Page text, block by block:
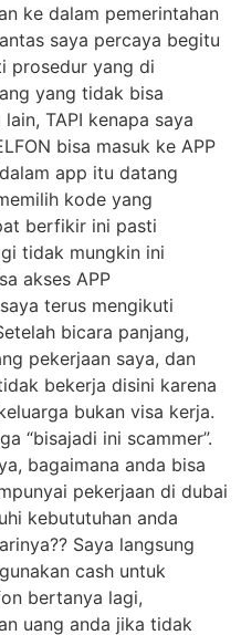
ke dalam pemerintahan
saya percaya begitu
prosedur yang di
yang tidak bisa
TAPI kenapa saya
bisa masuk ke APP
app itu datang
kode yang
berfikir ini pasti
tidak mungkin ini
akses APP
terus mengikuti
bicara panjang,
pekerjaan saya, dan
bekerja disini karena
bukan visa kerja.
“bisajadi ini scammer”.
bagaimana anda bisa
pekerjaan di dubai
kebututuhan anda
Saya langsung
cash untuk
bertanya lagi,
uang anda jika tidak